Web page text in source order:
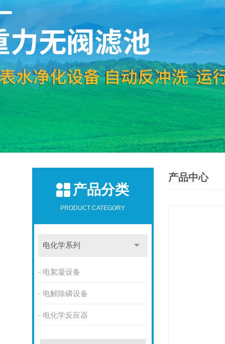
产品分类
PRODUCT CATEGORY
电化学系列
电絮凝设备
电解除磷设备
电化学反应器
产品中心